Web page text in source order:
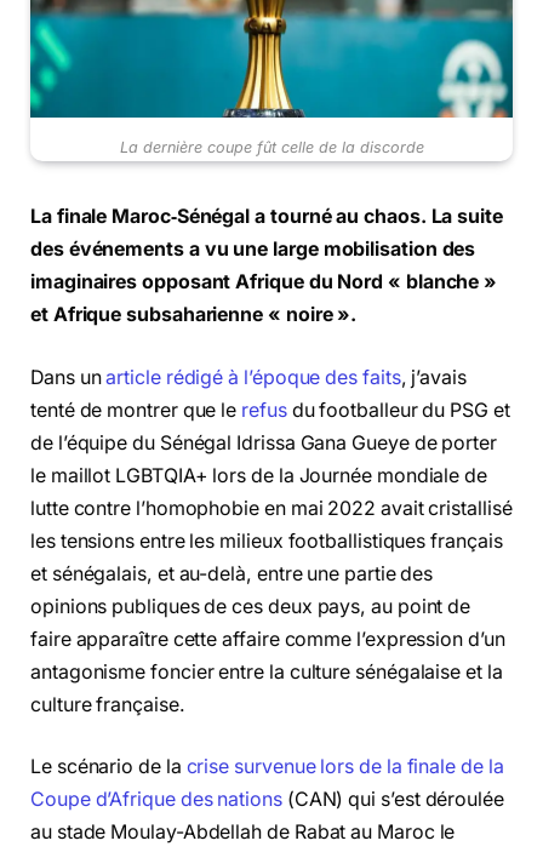
La dernière coupe fût celle de la discorde
La finale Maroc‑Sénégal a tourné au chaos. La suite
des événements a vu une large mobilisation des
imaginaires opposant Afrique du Nord « blanche »
et Afrique subsaharienne « noire ».
Dans unarticle rédigé à l’époque des faits, j’avais
tenté de montrer que le refusdu footballeur du PSG et
de l’équipe du Sénégal Idrissa Gana Gueye de porter
le maillot LGBTQIA+ lors de la Journée mondiale de
lutte contre l’homophobie en mai 2022 avait cristallisé
les tensions entre les milieux footballistiques français
et sénégalais, et au-delà, entre une partie des
opinions publiques de ces deux pays, au point de
faire apparaître cette affaire comme l’expression d’un
antagonisme foncier entre la culture sénégalaise et la
culture française.
Le scénario de la crise survenue lors de la finale de la
Coupe d’Afrique des nations(CAN) qui s’est déroulée
au stade Moulay-Abdellah de Rabat au Maroc le